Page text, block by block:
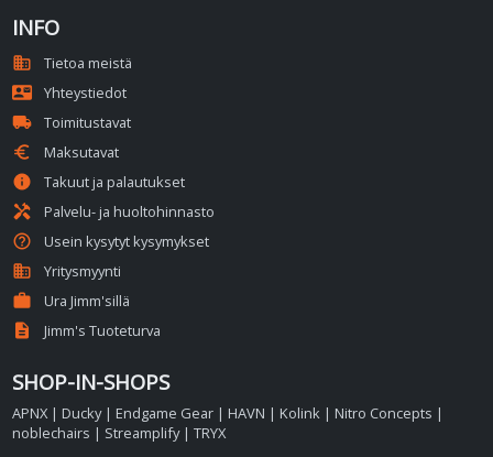
INFO
domain
Tietoa meistä
contact_mail
Yhteystiedot
local_shipping
Toimitustavat
euro
Maksutavat
info
Takuut ja palautukset
handyman
Palvelu- ja huoltohinnasto
help_outline
Usein kysytyt kysymykset
business
Yritysmyynti
work
Ura Jimm'sillä
description
Jimm's Tuoteturva
SHOP-IN-SHOPS
APNX | Ducky| Endgame Gear | HAVN | Kolink | Nitro Concepts |
noblechairs | Streamplify|TRYX